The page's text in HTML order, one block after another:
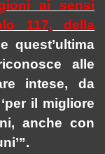
ai sensi
117, della
quest’ultima
alle
intese, da
il migliore
anche con